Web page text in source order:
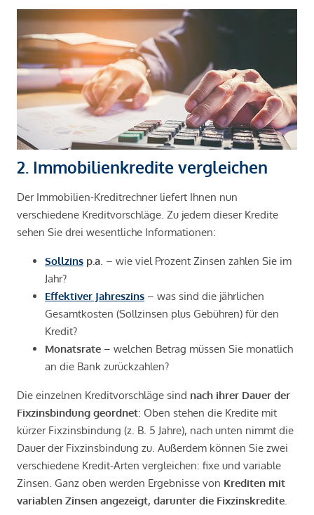
2. Immobilienkredite vergleichen
Der Immobilien-Kreditrechner liefert Ihnen nun
verschiedene Kreditvorschläge. Zu jedem dieser Kredite
sehen Sie drei wesentliche Informationen:
Sollzins p.a . – wie viel Prozent Zinsen zahlen Sie im
Jahr?
Effektiver Jahreszins – was sind die jährlichen
Gesamtkosten (Sollzinsen plus Gebühren) für den
Kredit?
Monatsrate – welchen Betrag müssen Sie monatlich
an die Bank zurückzahlen?
Die einzelnen Kreditvorschläge sind nach ihrer Dauer der
Fixzinsbindung geordnet: Oben stehen die Kredite mit
kürzer Fixzinsbindung (z. B. 5 Jahre), nach unten nimmt die
Dauer der Fixzinsbindung zu. Außerdem können Sie zwei
verschiedene Kredit-Arten vergleichen: fixe und variable
Zinsen. Ganz oben werden Ergebnisse von Krediten mit
variablen Zinsen angezeigt, darunter die Fixzinskredite